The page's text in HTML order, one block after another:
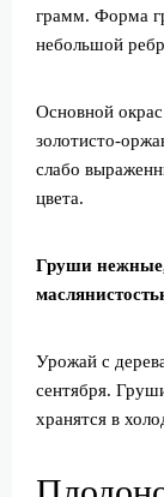
грамм. Форма
небольшой
Основной окрас
золотисто-
слабо
цвета.
Груши
Урожай с
сентября.
хранятся в